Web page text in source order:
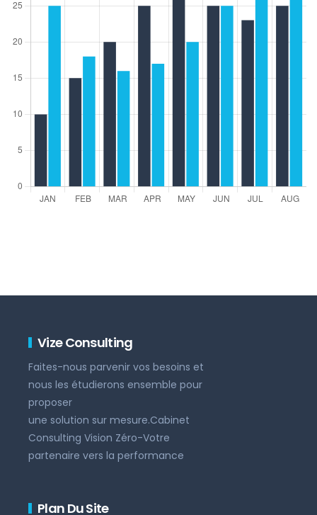
Vize Consulting
Faites-nous parvenir vos besoins et
nous les étudierons ensemble pour
proposer
une solution sur mesure.Cabinet
Consulting Vision Zéro-Votre
partenaire vers la performance
Plan Du Site